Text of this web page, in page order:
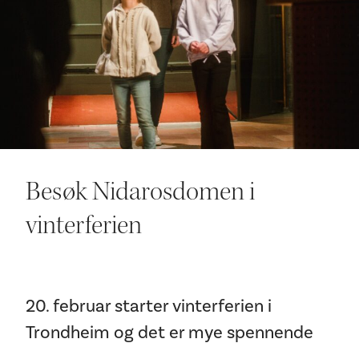
Ditt besøk
Besøk Nidarosdomen i
vinterferien
20. februar starter vinterferien i
Trondheim og det er mye spennende